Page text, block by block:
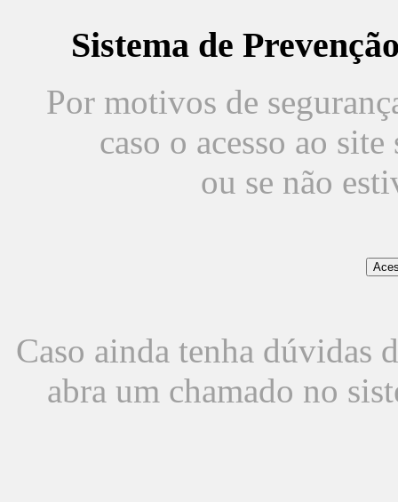
Sistema de
Por motivos de
caso o acesso ao
ou se não
Caso ainda tenha dúvidas
abra um chamado no